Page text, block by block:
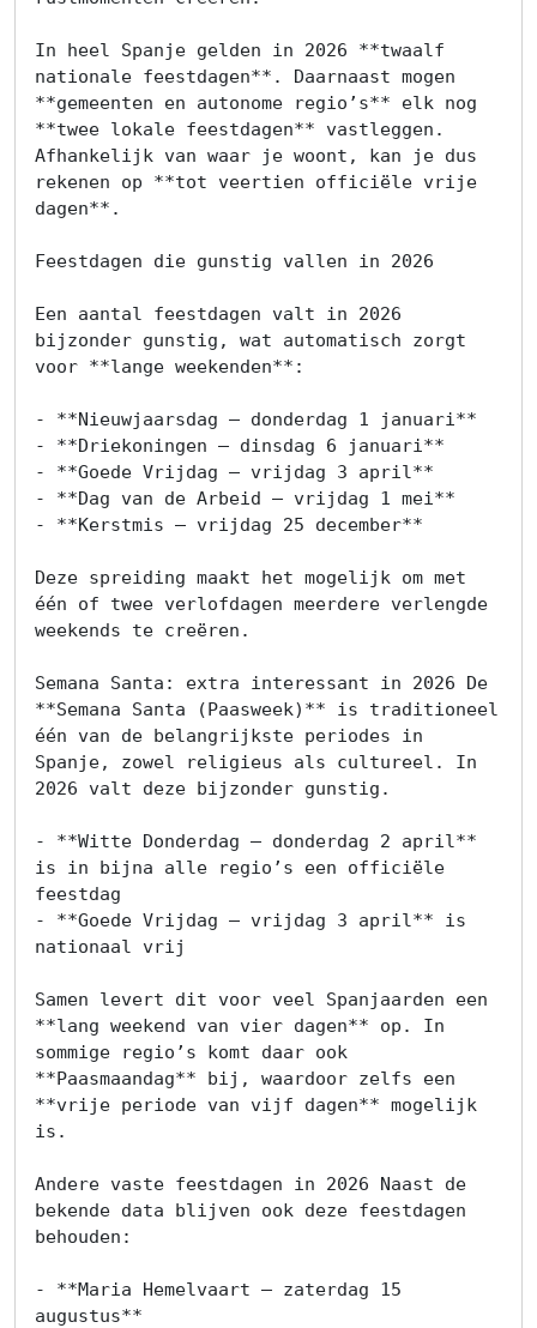
Home
Lopende
projecten
Alle
Over
ons
team
Ons
kantoor
Onze
werkwijze
Contacteer
ons
Blog
In heel Spanje gelden in 2026 **twaalf
nationale feestdagen**. Daarnaast mogen
**gemeenten en autonome regio’s** elk nog
**twee lokale feestdagen** vastleggen.
Afhankelijk van waar je woont, kan je dus
rekenen op **tot veertien officiële vrije
dagen**.
Feestdagen die gunstig vallen in 2026
Een aantal feestdagen valt in 2026
bijzonder gunstig, wat automatisch zorgt
voor **lange weekenden**:
- **Nieuwjaarsdag – donderdag 1 januari**
- **Driekoningen – dinsdag 6 januari**
- **Goede Vrijdag – vrijdag 3 april**
- **Dag van de Arbeid – vrijdag 1 mei**
- **Kerstmis – vrijdag 25 december**
Deze spreiding maakt het mogelijk om met
één of twee verlofdagen meerdere verlengde
weekends te creëren.
Semana Santa: extra interessant in 2026 De
**Semana Santa (Paasweek)** is traditioneel
één van de belangrijkste periodes in
Spanje, zowel religieus als cultureel. In
2026 valt deze bijzonder gunstig.
- **Witte Donderdag – donderdag 2 april**
is in bijna alle regio’s een officiële
feestdag
- **Goede Vrijdag – vrijdag 3 april** is
nationaal vrij
Samen levert dit voor veel Spanjaarden een
**lang weekend van vier dagen** op. In
sommige regio’s komt daar ook
**Paasmaandag** bij, waardoor zelfs een
**vrije periode van vijf dagen** mogelijk
is.
Andere vaste feestdagen in 2026 Naast de
bekende data blijven ook deze feestdagen
behouden:
- **Maria Hemelvaart – zaterdag 15
augustus**